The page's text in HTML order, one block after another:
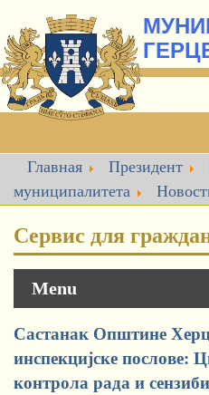
Главная Президент
муниципалитета
Сервис для
Menu
Састанак Општине
инспекцијске послове:
контрола рада и